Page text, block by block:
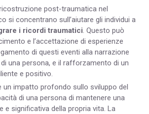
post-traumatica nel
si concentrano sull’aiutare gli individui a
i ricordi traumatici. Questo può
e l’accettazione di esperienze
di questi eventi alla narrazione
una persona, e il rafforzamento di un
e positivo.
un impatto profondo sullo sviluppo del
di una persona di mantenere una
e significativa della propria vita. La